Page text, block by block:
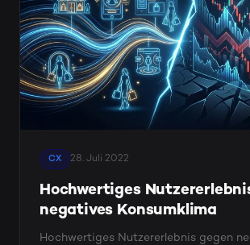
CX 28. Juli 2022
Hochwertiges
negatives Konsumklima
Hochwertiges Nutzererlebnis gegen